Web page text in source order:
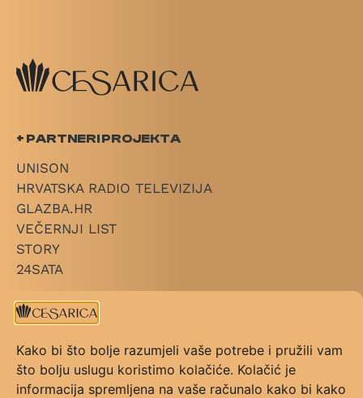
Kako bi što bolje razumjeli vaše potrebe i pružili vam
što bolju uslugu koristimo kolačiće. Kolačić je
informacija spremljena na vaše računalo kako bi kako
+ PARTNERI PROJEKTA
UNISON
HRVATSKA RADIO TELEVIZIJA
GLAZBA.HR
VEČERNJI LIST
STORY
24SATA
+ LINKOVI
KATEGORIJE
PRAVILNIK NAGRADE
PRAVILNIK GLASOVANJA